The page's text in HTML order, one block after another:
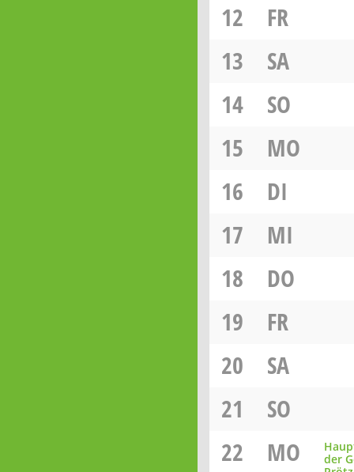
12
FR
13
SA
14
SO
15
MO
16
DI
17
MI
18
DO
19
FR
20
SA
21
SO
22
MO
der